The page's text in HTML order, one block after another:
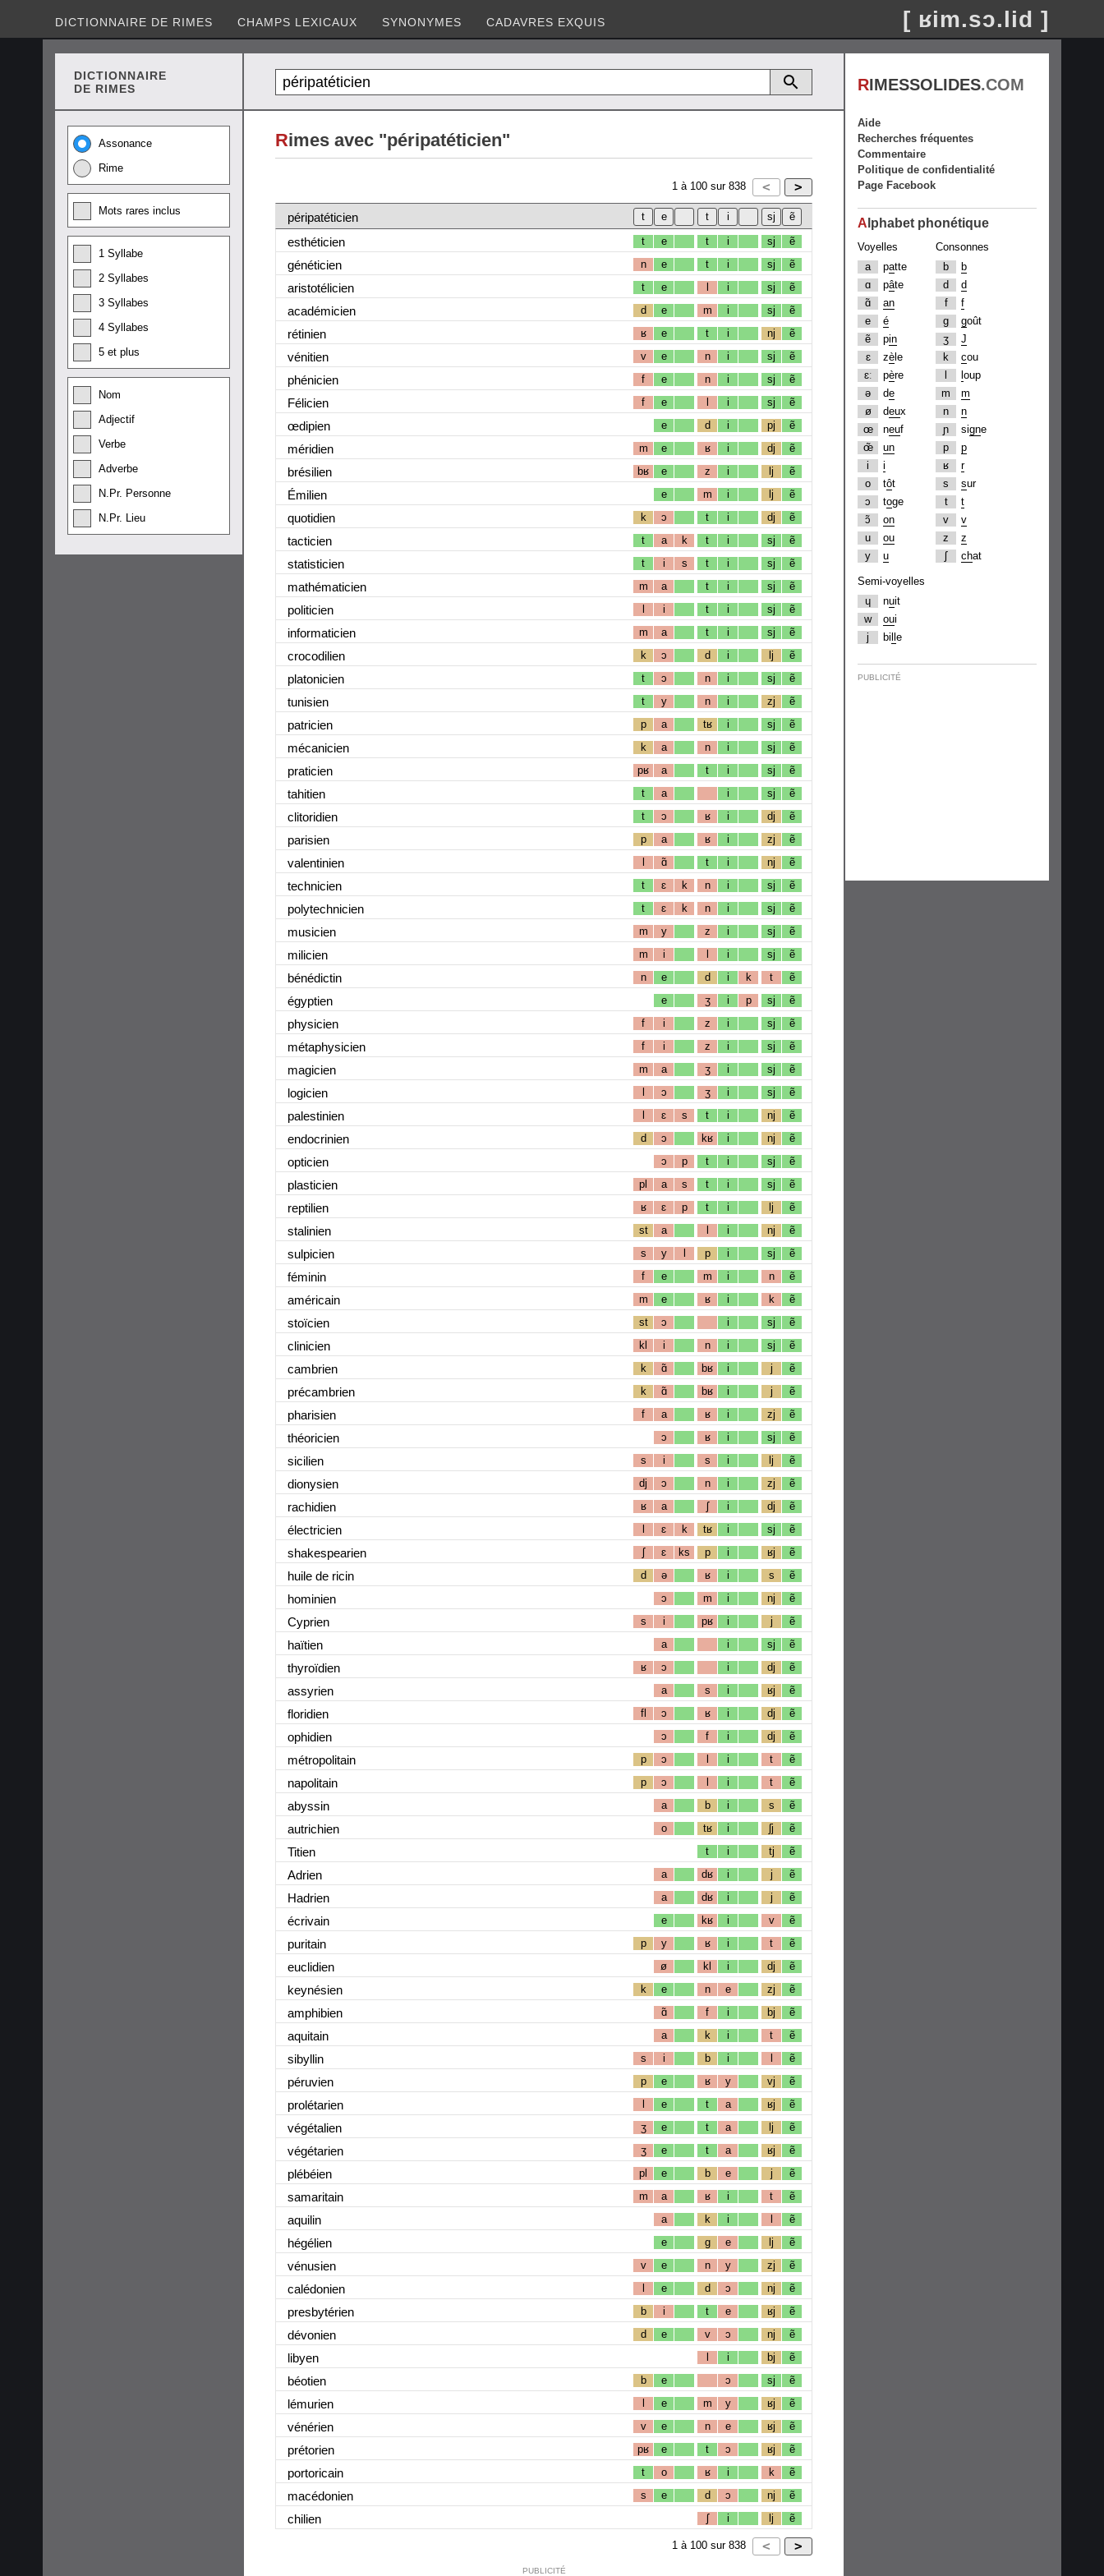
DICTIONNAIRE DE RIMES CHAMPS LEXICAUX SYNONYMES CADAVRES EXQUIS [ ʁim.sɔ.lid ]
DICTIONNAIRE
DE RIMES
Assonance
Rime
Mots rares inclus
1 Syllabe
2 Syllabes
3 Syllabes
4 Syllabes
5 et plus
Nom
Adjectif
Verbe
Adverbe
N.Pr. Personne
N.Pr. Lieu
Rimes avec "péripatéticien"
1 à 100 sur 838
péripatéticien
esthéticien
t e t i sj ẽ
généticien n e t i sj ẽ
aristotélicien t e l i sj ẽ
académicien d e m i sj ẽ
rétinien ʁ e t i nj ẽ
vénitien v e n i sj ẽ
phénicien f e n i sj ẽ
Félicien f e l i sj ẽ
œdipien e d i pj ẽ
méridien m e ʁ i dj ẽ
brésilien bʁ e z i lj ẽ
Émilien e m i lj ẽ
quotidien k ɔ t i dj ẽ
tacticien t a k t i sj ẽ
statisticien t i s t i sj ẽ
mathématicien m a t i sj ẽ
politicien l i t i sj ẽ
informaticien m a t i sj ẽ
crocodilien k ɔ d i lj ẽ
platonicien t ɔ n i sj ẽ
tunisien t y n i zj ẽ
patricien p a tʁ i sj ẽ
mécanicien k a n i sj ẽ
praticien pʁ a t i sj ẽ
tahitien t a i sj ẽ
clitoridien t ɔ ʁ i dj ẽ
parisien p a ʁ i zj ẽ
valentinien l ɑ̃ t i nj ẽ
technicien t ɛ k n i sj ẽ
polytechnicien t ɛ k n i sj ẽ
musicien m y z i sj ẽ
milicien m i l i sj ẽ
bénédictin n e d i k t ẽ
égyptien e ʒ i p sj ẽ
physicien f i z i sj ẽ
métaphysicien f i z i sj ẽ
magicien m a ʒ i sj ẽ
logicien l ɔ ʒ i sj ẽ
palestinien l ɛ s t i nj ẽ
endocrinien d ɔ kʁ i nj ẽ
opticien ɔ p t i sj ẽ
plasticien pl a s t i sj ẽ
reptilien ʁ ɛ p t i lj ẽ
stalinien st a l i nj ẽ
sulpicien s y l p i sj ẽ
féminin f e m i n ẽ
américain m e ʁ i k ẽ
stoïcien st ɔ i sj ẽ
clinicien kl i n i sj ẽ
cambrien k ɑ̃ bʁ i j ẽ
précambrien k ɑ̃ bʁ i j ẽ
pharisien f a ʁ i zj ẽ
théoricien ɔ ʁ i sj ẽ
sicilien s i s i lj ẽ
dionysien dj ɔ n i zj ẽ
rachidien ʁ a ʃ i dj ẽ
électricien l ɛ k tʁ i sj ẽ
shakespearien ʃ ɛ ks p i ʁj ẽ
huile de ricin d ə ʁ i s ẽ
hominien ɔ m i nj ẽ
Cyprien s i pʁ i j ẽ
haïtien a i sj ẽ
thyroïdien ʁ ɔ i dj ẽ
assyrien a s i ʁj ẽ
floridien fl ɔ ʁ i dj ẽ
ophidien ɔ f i dj ẽ
métropolitain p ɔ l i t ẽ
napolitain p ɔ l i t ẽ
abyssin a b i s ẽ
autrichien o tʁ i ʃj ẽ
Titien t i tj ẽ
Adrien a dʁ i j ẽ
Hadrien a dʁ i j ẽ
écrivain e kʁ i v ẽ
puritain p y ʁ i t ẽ
euclidien ø kl i dj ẽ
keynésien k e n e zj ẽ
amphibien ɑ̃ f i bj ẽ
aquitain a k i t ẽ
sibyllin s i b i l ẽ
péruvien p e ʁ y vj ẽ
prolétarien l e t a ʁj ẽ
végétalien ʒ e t a lj ẽ
végétarien ʒ e t a ʁj ẽ
plébéien pl e b e j ẽ
samaritain m a ʁ i t ẽ
aquilin a k i l ẽ
hégélien e g e lj ẽ
vénusien v e n y zj ẽ
calédonien l e d ɔ nj ẽ
presbytérien b i t e ʁj ẽ
dévonien d e v ɔ nj ẽ
libyen l i bj ẽ
béotien b e ɔ sj ẽ
lémurien l e m y ʁj ẽ
vénérien v e n e ʁj ẽ
prétorien pʁ e t ɔ ʁj ẽ
portoricain t o ʁ i k ẽ
macédonien s e d ɔ nj ẽ
chilien ʃ i lj ẽ
1 à 100 sur 838
PUBLICITÉ
RIMESSOLIDES.COM
Aide
Recherches fréquentes
Commentaire
Politique de confidentialité
Page Facebook
A lphabet phonétique
Voyelles
a
patte
ɑ
pâte
ɑ̃
an
e
é
ẽ
pin
ɛ
zè le
ɛː
père
ə
de
ø
deux
œ
neuf
œ̃
un
i
i
o
tôt
ɔ
toge
ɔ̃
on
u
ou
y
u
Consonnes
b
b
d
d
f
f
g
goût
ʒ
J
k
cou
oup
m
m
n
n
ɲ
signe
p
p
ʁ
r
s
sur
t
t
v
v
z
z
ʃ
chat
Semi-voyelles
ɥ
nuit
w
oui
j
bi e
PUBLICITÉ